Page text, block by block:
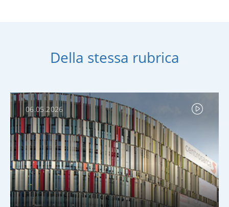
Della stessa rubrica
06.05.2026